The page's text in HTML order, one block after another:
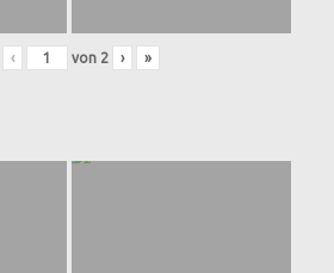
‹ von 2 › »